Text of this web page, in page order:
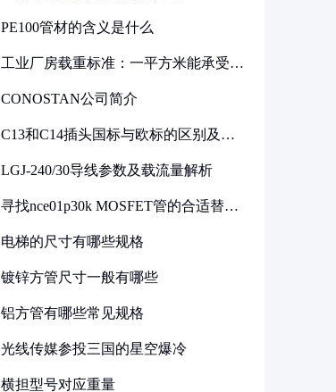
PE100管材的含义是什么
工业厂房载重标准：一平方米能承受多
CONOSTAN公司简介
C13和C14插头国标与欧标的区别及其
LGJ-240/30导线参数及载流量解析
寻找nce01p30k MOSFET管的合适替代
电梯的尺寸有哪些规格
镀锌方管尺寸一般有哪些
铝方管有哪些常见规格
光线传媒参投三国的星空爆冷
横担型号对应重量